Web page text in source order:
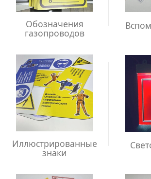
Обозначения
газопроводов
Иллюстрированные
знаки